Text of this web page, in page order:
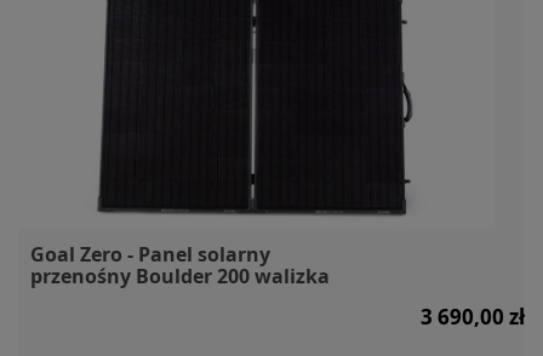
Goal Zero - Panel solarny
przenośny Boulder 200 walizka
3 690,00 zł